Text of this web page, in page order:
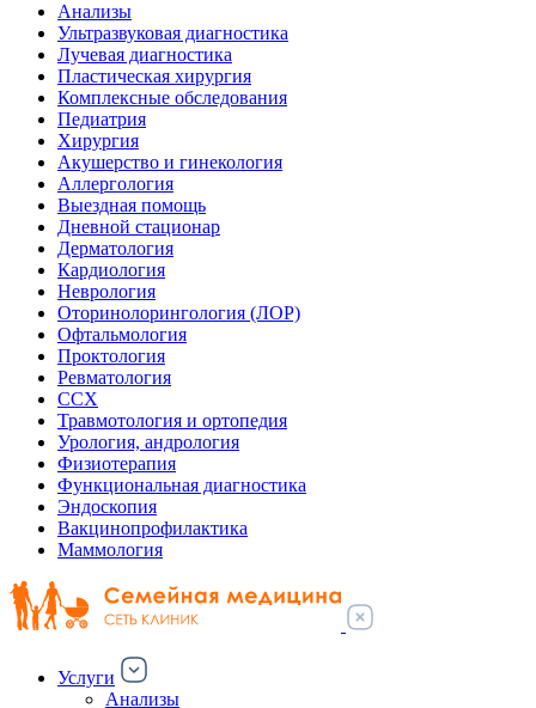
Анализы
Ультразвуковая диагностика
Лучевая диагностика
Пластическая хирургия
Комплексные обследования
Педиатрия
Хирургия
Акушерство и гинекология
Аллергология
Выездная помощь
Дневной стационар
Дерматология
Кардиология
Неврология
Оторинолорингология (ЛОР)
Офтальмология
Проктология
Ревматология
ССХ
Травмотология и ортопедия
Урология, андрология
Физиотерапия
Функциональная диагностика
Эндоскопия
Вакцинопрофилактика
Маммология
Услуги
Анализы